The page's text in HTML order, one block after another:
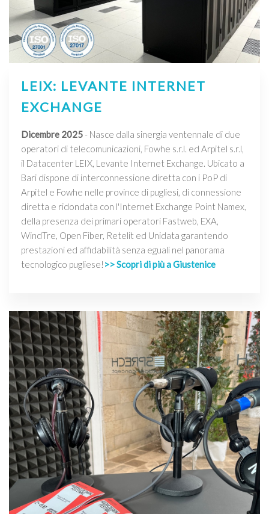
LEIX: LEVANTE INTERNET
EXCHANGE
Dicembre 2025- Nasce dalla sinergia ventennale di due
operatori di telecomunicazioni, Fowhe s.r.l. ed Arpitel s.r.l,
il Datacenter LEIX, Levante Internet Exchange. Ubicato a
Bari dispone di interconnessione diretta con i PoP di
Arpitel e Fowhe nelle province di pugliesi, di connessione
diretta e ridondata con l'Internet Exchange Point Namex,
della presenza dei primari operatori Fastweb, EXA,
WindTre, Open Fiber, Retelit ed Unidata garantendo
prestazioni ed affidabilità senza eguali nel panorama
tecnologico pugliese! >> Scopri di più a Giustenice